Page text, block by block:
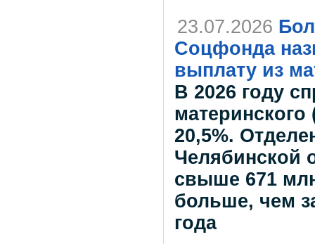
23.07.2026
Соцфонда
выплату из
В 2026 году
20,5%.
Челябинской
свыше 671
больше, чем
года